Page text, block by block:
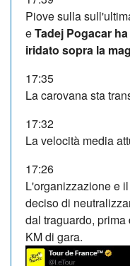
Piove sulla
eTadej Pogacar
iridato sopra la
17:35
La carovana sta
17:32
La velocità media
17:26
L'organizzazione e
deciso di
dal traguardo,
KM di gara.